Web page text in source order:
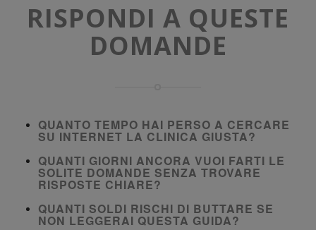
RISPONDI A QUESTE
DOMANDE
QUANTO TEMPO HAI PERSO A CERCARE
SU INTERNET LA CLINICA GIUSTA?
QUANTI GIORNI ANCORA VUOI FARTI LE
SOLITE DOMANDE SENZA TROVARE
RISPOSTE CHIARE?
QUANTI SOLDI RISCHI DI BUTTARE SE
NON LEGGERAI QUESTA GUIDA?